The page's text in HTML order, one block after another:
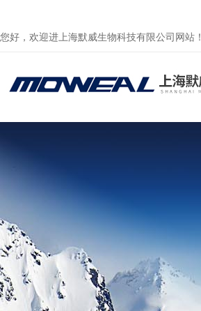
您好，欢迎进上海默威生物科技有限公司网站！